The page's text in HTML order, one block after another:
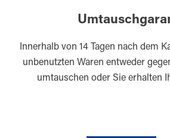
Innerhalb von 14 Tagen nach dem
unbenutzten Waren entweder
umtauschen oder Sie erhalten